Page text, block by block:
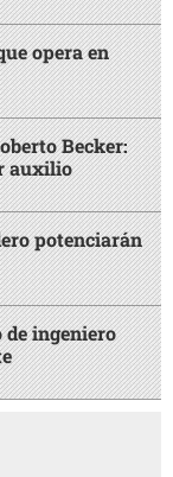
opera en
Becker:
auxilio
potenciarán
de ingeniero